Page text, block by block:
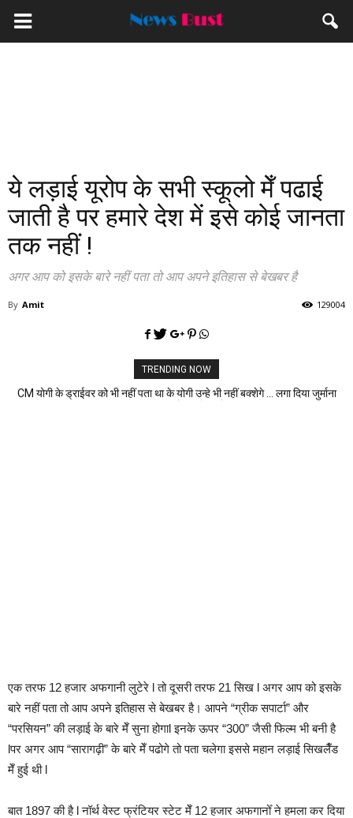
ये लड़ाई यूरोप के सभी स्कूलो मेँ पढाई
जाती है पर हमारे देश में इसे कोई जानता
तक नहीं !
अगर आप को इसके बारे नहीं पता तो आप अपने इतिहास से बेखबर है
By Amit 129004
TRENDING NOW
CM योगी के ड्राईवर को भी नहीं पता था के योगी उन्हे भी नहीं बक्शेगे … लगा दिया जुर्माना
एक तरफ 12 हजार अफगानी लुटेरे l तो दूसरी तरफ 21 सिख l अगर आप को इसके
बारे नहीं पता तो आप अपने इतिहास से बेखबर है। आपने “ग्रीक सपार्टा” और
“परसियन” की लड़ाई के बारे मेँ सुना होगाl इनके ऊपर “300” जैसी फिल्म भी बनी है
lपर अगर आप “सारागढ़ी” के बारे मेँ पढोगे तो पता चलेगा इससे महान लड़ाई सिखलैँड
मेँ हुई थी l
बात 1897 की है l नॉर्थ वेस्ट फ्रंटियर स्टेट मेँ 12 हजार अफगानोँ ने हमला कर दिया